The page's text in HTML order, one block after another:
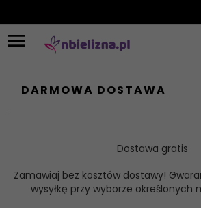
DARMOWA DOSTAWA
Dostawa gratis
Zamawiaj bez kosztów dostawy!
wysyłkę przy wyborze określonych